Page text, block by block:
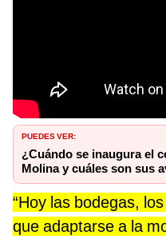
PUEDES VER:
¿Cuándo se inaugura el
Molina y cuáles son sus
“Hoy las bodegas,
que adaptarse a la